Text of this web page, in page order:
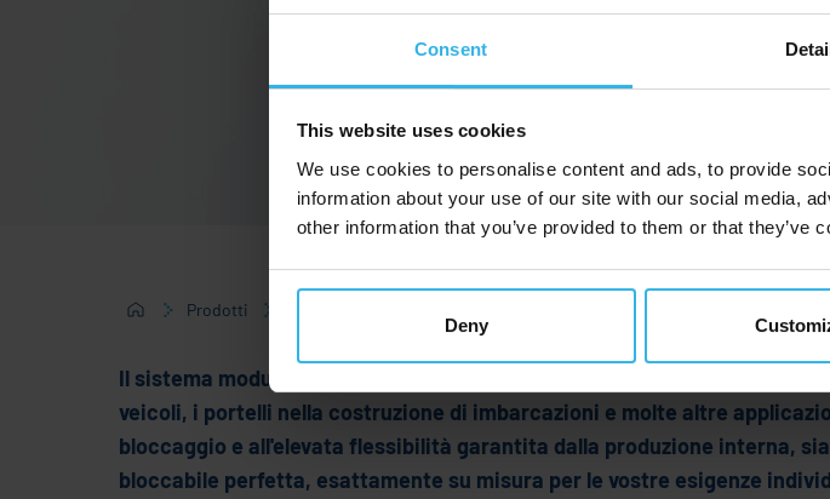
Consent
This website uses cookies
We use cookies to personalise content and ads, to provide
information about your use of our site with our social media,
other information that you’ve provided to them or that they’ve
Deny
Prodotti
Il sistema modulare delle nostre molle a gas bloccabili offre versatilità e
veicoli, i portelli nella costruzione di imbarcazioni e molte altre
bloccaggio e all'elevata flessibilità garantita dalla produzione interna,
bloccabile perfetta, esattamente su misura per le vostre esigenze